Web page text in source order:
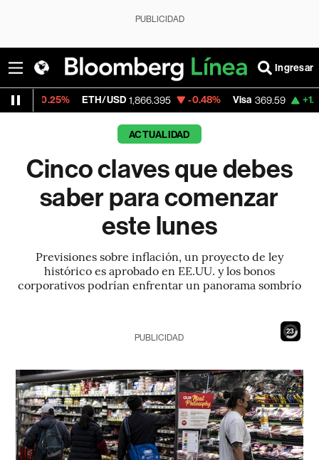
PUBLICIDAD
Ingresar
ETH/USD 1,866.395 -0.48% Visa 369.59 +1.07%
ACTUALIDAD
Cinco claves que debes
saber para comenzar
este lunes
Previsiones sobre inflación, un proyecto de ley
histórico es aprobado en EE.UU. y los bonos
corporativos podrían enfrentar un panorama sombrío
21
PUBLICIDAD